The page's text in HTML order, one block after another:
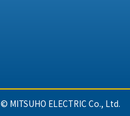
© MITSUHO ELECTRIC Co., Ltd.